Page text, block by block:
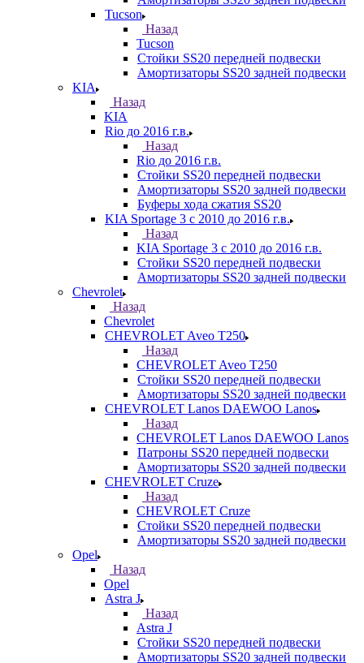
Tucson
Назад
Tucson
Стойки SS20 передней подвески
Амортизаторы SS20 задней подвески
KIA
Назад
KIA
Rio до 2016 г.в.
Назад
Rio до 2016 г.в.
Стойки SS20 передней подвески
Амортизаторы SS20 задней подвески
Буферы хода сжатия SS20
KIA Sportage 3 с 2010 до 2016 г.в.
Назад
KIA Sportage 3 с 2010 до 2016 г.в.
Стойки SS20 передней подвески
Амортизаторы SS20 задней подвески
Chevrolet
Назад
Chevrolet
CHEVROLET Aveo T250
Назад
CHEVROLET Aveo T250
Стойки SS20 передней подвески
Амортизаторы SS20 задней подвески
CHEVROLET Lanos DAEWOO Lanos
Назад
CHEVROLET Lanos DAEWOO Lanos
Патроны SS20 передней подвески
Амортизаторы SS20 задней подвески
CHEVROLET Cruze
Назад
CHEVROLET Cruze
Стойки SS20 передней подвески
Амортизаторы SS20 задней подвески
Opel
Назад
Opel
Astra J
Назад
Astra J
Стойки SS20 передней подвески
Амортизаторы SS20 задней подвески